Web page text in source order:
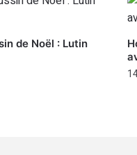
de Noël : Lutin